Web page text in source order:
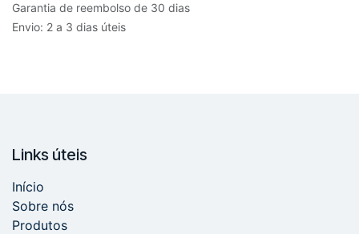
Garantia de reembolso de 30 dias
Envio: 2 a 3 dias úteis
Links úteis
Início
Sobre nós
Produtos